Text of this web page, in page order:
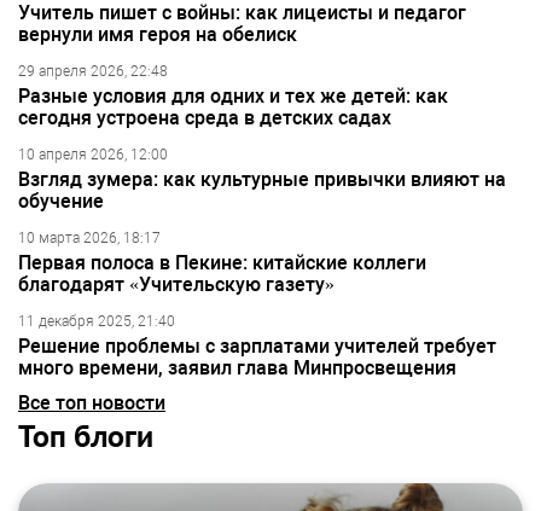
Учитель пишет с войны: как лицеисты и педагог
вернули имя героя на обелиск
29 апреля 2026, 22:48
Разные условия для одних и тех же детей: как
сегодня устроена среда в детских садах
10 апреля 2026, 12:00
Взгляд зумера: как культурные привычки влияют на
обучение
10 марта 2026, 18:17
Первая полоса в Пекине: китайские коллеги
благодарят «Учительскую газету»
11 декабря 2025, 21:40
Решение проблемы с зарплатами учителей требует
много времени, заявил глава Минпросвещения
Все топ новости
Топ блоги